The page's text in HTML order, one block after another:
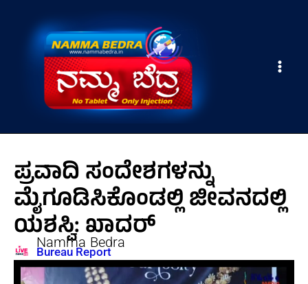
ಪ್ರವಾದಿ ಸಂದೇಶಗಳನ್ನು
ಮೈಗೂಡಿಸಿಕೊಂಡಲ್ಲಿ ಜೀವನದಲ್ಲಿ
ಯಶಸ್ವಿ: ಖಾದರ್
Namma Bedra
Bureau Report